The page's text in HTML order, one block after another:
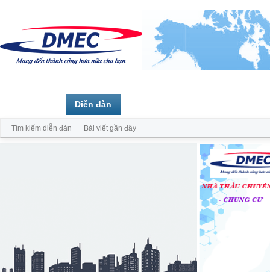
Diễn đàn
Tìm kiếm diễn đàn Bài viết gần đây